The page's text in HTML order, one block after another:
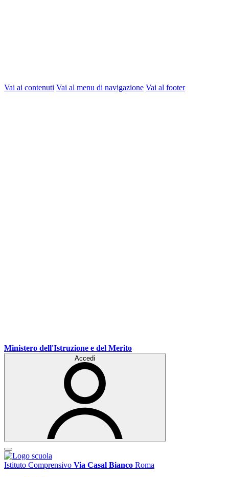
Vai ai contenuti Vai al menu di navigazione Vai al footer
Ministero dell'Istruzione e del Merito
Accedi
Istituto Comprensivo Via Casal Bianco Roma